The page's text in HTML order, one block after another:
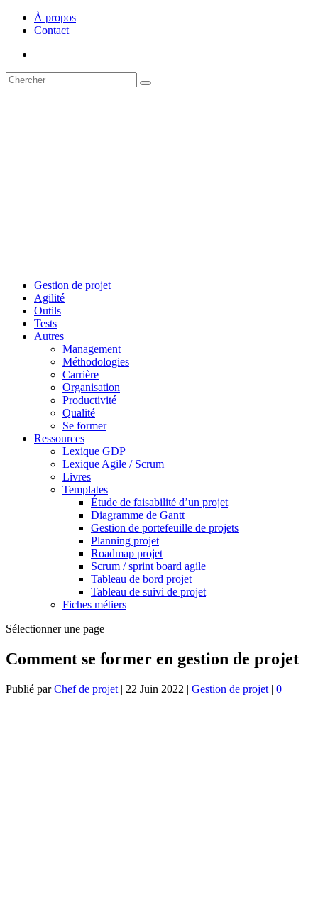
À propos
Contact
Gestion de projet
Agilité
Outils
Tests
Autres
Management
Méthodologies
Carrière
Organisation
Productivité
Qualité
Se former
Ressources
Lexique GDP
Lexique Agile / Scrum
Livres
Templates
Étude de faisabilité d’un projet
Diagramme de Gantt
Gestion de portefeuille de projets
Planning projet
Roadmap projet
Scrum / sprint board agile
Tableau de bord projet
Tableau de suivi de projet
Fiches métiers
Sélectionner une page
Comment se former en gestion de projet
Publié parChef de projet | 22 Juin 2022 | Gestion de projet | 0